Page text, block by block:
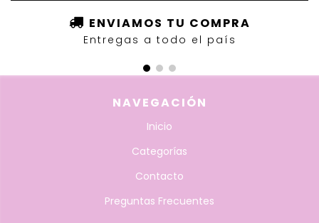
ENVIAMOS TU COMPRA
Entregas a todo el país
NAVEGACIÓN
Inicio
Categorías
Contacto
Preguntas Frecuentes